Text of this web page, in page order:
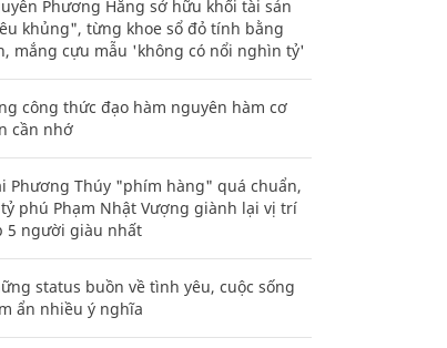
Phương Hằng sở hữu khối tài sản
khủng", từng khoe sổ đỏ tính bằng
mắng cựu mẫu 'không có nổi nghìn tỷ'
công thức đạo hàm nguyên hàm cơ
cần nhớ
Phương Thúy "phím hàng" quá chuẩn,
phú Phạm Nhật Vượng giành lại vị trí
5 người giàu nhất
status buồn về tình yêu, cuộc sống
ẩn nhiều ý nghĩa